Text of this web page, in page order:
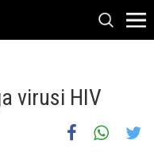
virusi HIV